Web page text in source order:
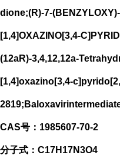
dione;(R)-7-
[1,4]OXAZINO[3,4-
(12aR)-3,4,12,12a-
[1,4]oxazino[3,4-
CAS号：1985607-70-2
分子式：C17H17N3O4